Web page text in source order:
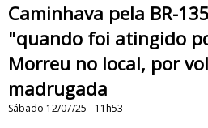
Caminhava pela BR-
"quando foi atingido
Morreu no local, por
madrugada
Sábado 12/07/25 - 11h53